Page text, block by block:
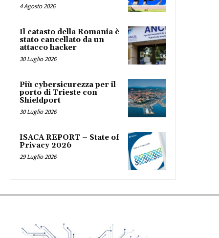
4 Agosto 2026
Il catasto della Romania è
stato cancellato da un
attacco hacker
30 Luglio 2026
Più cybersicurezza per il
porto di Trieste con
Shieldport
30 Luglio 2026
ISACA REPORT – State of
Privacy 2026
29 Luglio 2026